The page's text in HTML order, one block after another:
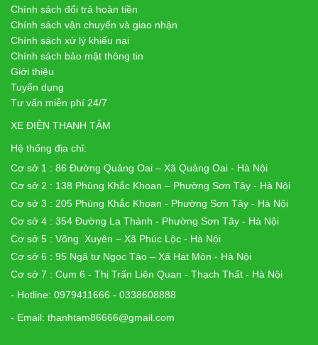
Chính sách đổi trả hoàn tiền
Chính sách vận chuyển và giao nhận
Chính sách xử lý khiếu nại
Chính sách bảo mật thông tin
Giới thiệu
Tuyển dụng
Tư vấn miễn phí 24/7
XE ĐIỆN THANH TÂM
Hệ thống địa chỉ:
Cơ sở 1 : 86 Đường Quảng Oai – Xã Quảng Oai - Hà Nội
Cơ sở 2 : 138 Phùng Khắc Khoan – Phường Sơn Tây - Hà Nội
Cơ sở 3 : 205 Phùng Khắc Khoan - Phường Sơn Tây - Hà Nội
Cơ sở 4 : 354 Đường La Thành - Phường Sơn Tây - Hà Nội
Cơ sở 5 : Võng Xuyên – Xã Phúc Lộc - Hà Nội
Cơ sở 6 : 95 Ngã tư Ngọc Tảo – Xã Hát Môn - Hà Nội
Cơ sở 7 : Cụm 6 - Thị Trấn Liên Quan - Thạch Thất - Hà Nội
- Hotline: 0979411666 - 0338608888
- Email: thanhtam86666@gmail.com